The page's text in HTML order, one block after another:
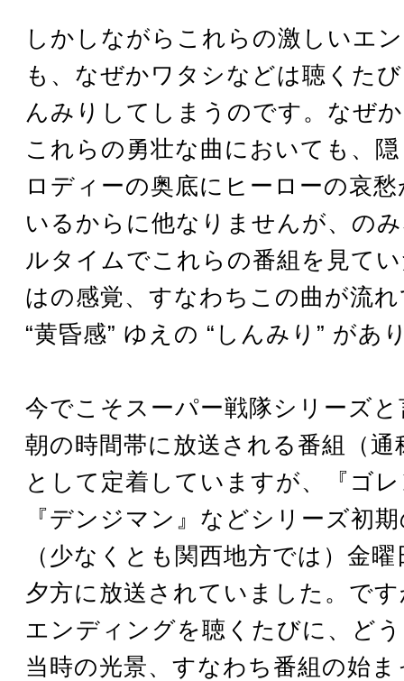
しかしながらこれらの激しいエ
も、なぜかワタシなどは聴くた
んみりしてしまうのです。なぜ
これらの勇壮な曲においても、
ロディーの奥底にヒーローの哀
いるからに他なりませんが、の
ルタイムでこれらの番組を見て
はの感覚、すなわちこの曲が流
“黄昏感” ゆえの “しんみり” があ
今でこそスーパー戦隊シリーズ
朝の時間帯に放送される番組（
として定着していますが、『ゴ
『デンジマン』などシリーズ初
（少なくとも関西地方では）金
夕方に放送されていました。で
エンディングを聴くたびに、ど
当時の光景、すなわち番組の始